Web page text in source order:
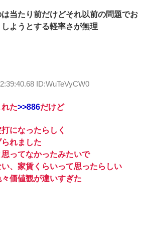
当たり前だけどそれ以前の問題でお
ようとする軽率さが無理
ID:WuTeVyCW0
た>>886だけど
になったらしく
れました
ってなかったみたいで
、家賃くらいって思ったらしい
価値観が違いすぎた